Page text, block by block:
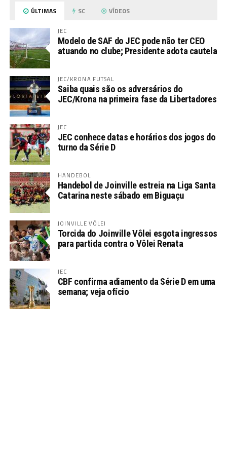
ÚLTIMAS SC VÍDEOS
JEC
Modelo de SAF do JEC pode não ter CEO
atuando no clube; Presidente adota cautela
JEC/KRONA FUTSAL
Saiba quais são os adversários do
JEC/Krona na primeira fase da Libertadores
JEC
JEC conhece datas e horários dos jogos do
turno da Série D
HANDEBOL
Handebol de Joinville estreia na Liga Santa
Catarina neste sábado em Biguaçu
JOINVILLE VÔLEI
Torcida do Joinville Vôlei esgota ingressos
para partida contra o Vôlei Renata
JEC
CBF confirma adiamento da Série D em uma
semana; veja ofício